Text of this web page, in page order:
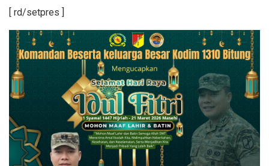
[ rd/setpres ]